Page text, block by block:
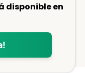
disponible en